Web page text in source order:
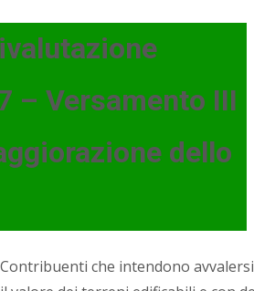
– Versamento III
dello
Contribuenti che intendono